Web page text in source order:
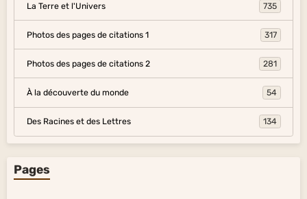
La Terre et l'Univers 735
Photos des pages de citations 1 317
Photos des pages de citations 2 281
À la découverte du monde 54
Des Racines et des Lettres 134
Pages